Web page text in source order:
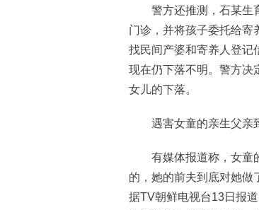
警方还推测，石某生育
门诊，并将孩子委托给寄
找民间产婆和寄养人登记
现在仍下落不明。警方决
女儿的下落。
遇害女童的亲生父亲
有媒体报道称，女童的
的，她的前夫到底对她做
据TV朝鲜电视台13日报